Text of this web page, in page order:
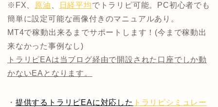
※FX、
原油 日経平均でトラリピ可能。PC初心者でも
簡単に設定可能な画像付きのマニュアルあり。
MT4で稼動出来るまでサポートします！(今まで稼動出
来なかった事例なし)
トラリピEAは当ブログ経由で開設された口座でしか動
かないEAとなります。
・ 提供するトラリピEAに対応した トラリピシミュレー